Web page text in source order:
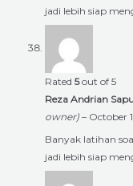
jadi lebih siap
Rated 5out of 5
Reza Andrian
owner) – October
Banyak latihan
jadi lebih siap